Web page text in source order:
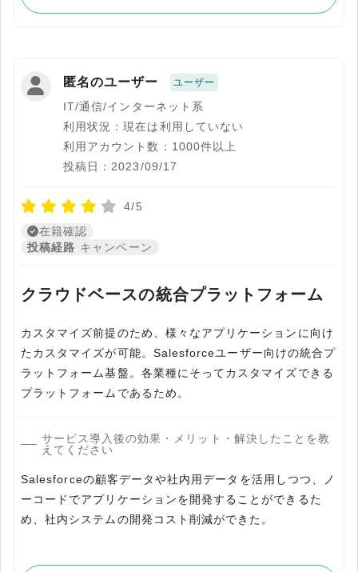
匿名のユーザー ユーザー
IT/通信/インターネット系
利用状況：現在は利用していない
利用アカウント数：1000件以上
投稿日：2023/09/17
4/5
在籍確認
投稿経路 キャンペーン
クラウドベースの統合プラットフォーム
カスタマイズ前提のため、様々なアプリケーションに向け
たカスタマイズが可能。Salesforceユーザー向けの統合プ
ラットフォーム基盤。各業種にそってカスタマイズできる
プラットフォームであるため。
サービス導入後の効果・メリット・解決したことを教
えてください
Salesforceの顧客データや社内用データを活用しつつ、ノ
ーコードでアプリケーションを開発することができるた
め、社内システムの開発コスト削減ができた。